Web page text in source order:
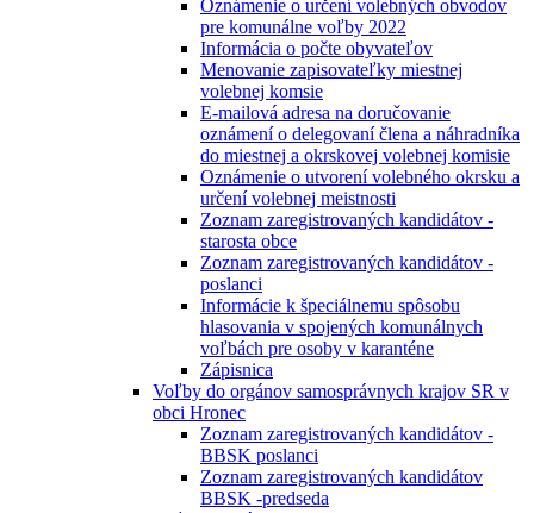
Oznámenie o určení volebných obvodov
pre komunálne voľby 2022
Informácia o počte obyvateľov
Menovanie zapisovateľky miestnej
volebnej komsie
E-mailová adresa na doručovanie
oznámení o delegovaní člena a náhradníka
do miestnej a okrskovej volebnej komisie
Oznámenie o utvorení volebného okrsku a
určení volebnej meistnosti
Zoznam zaregistrovaných kandidátov -
starosta obce
Zoznam zaregistrovaných kandidátov -
poslanci
Informácie k špeciálnemu spôsobu
hlasovania v spojených komunálnych
voľbách pre osoby v karanténe
Zápisnica
Voľby do orgánov samosprávnych krajov SR v
obci Hronec
Zoznam zaregistrovaných kandidátov -
BBSK poslanci
Zoznam zaregistrovaných kandidátov
BBSK -predseda